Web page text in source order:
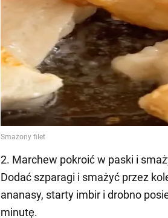
2. Marchew pokroić w paski i
Dodać szparagi i smażyć przez
ananasy, starty imbir i drobno
minutę.